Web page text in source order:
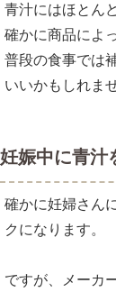
青汁にはほとん
確かに商品によ
普段の食事では
いいかもしれま
妊娠中に青汁
確かに妊婦さん
クになります。
ですが、メーカ